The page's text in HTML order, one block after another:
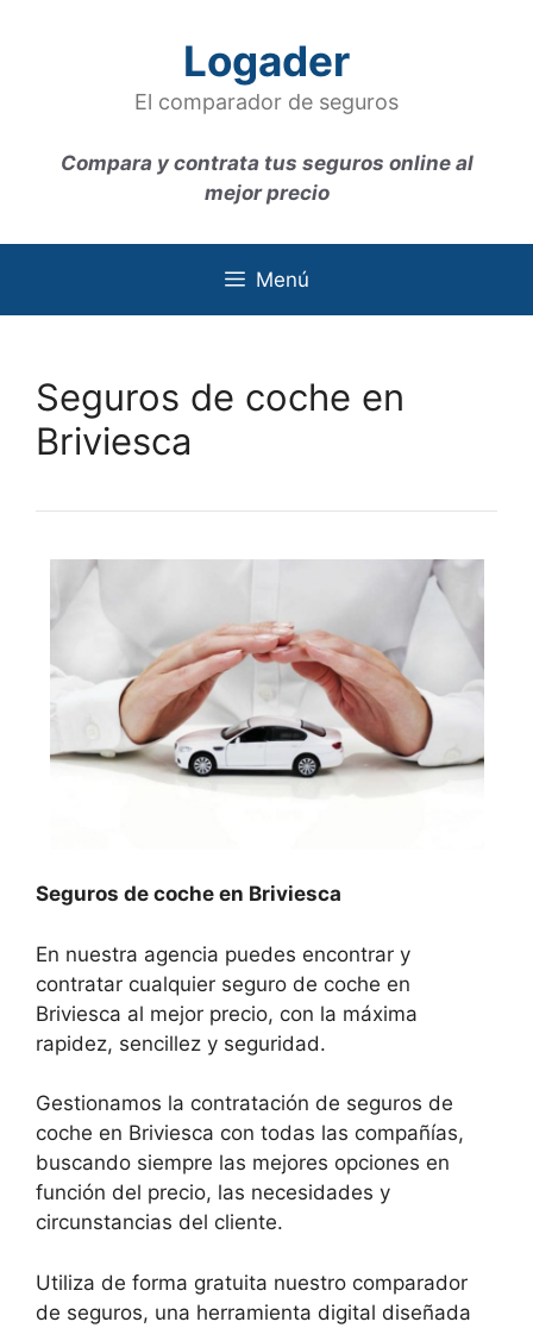
Logader
El comparador de seguros
Compara y contrata tus seguros online al
mejor precio
Menú
Seguros de coche en
Briviesca
Seguros de coche en Briviesca
En nuestra agencia puedes encontrar y
contratar cualquier seguro de coche en
Briviesca al mejor precio, con la máxima
rapidez, sencillez y seguridad.
Gestionamos la contratación de seguros de
coche en Briviesca con todas las compañías,
buscando siempre las mejores opciones en
función del precio, las necesidades y
circunstancias del cliente.
Utiliza de forma gratuita nuestro comparador
de seguros, una herramienta digital diseñada